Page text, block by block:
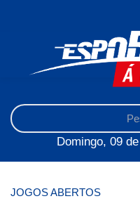
Domingo, 09
JOGOS ABERTOS